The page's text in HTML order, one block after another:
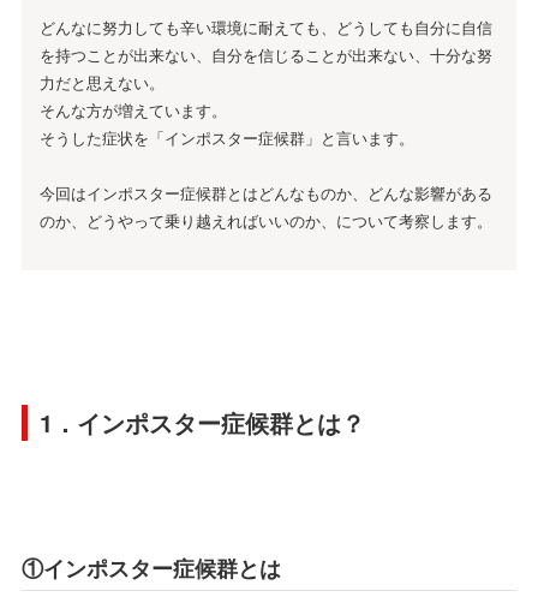
どんなに努力しても辛い環境に耐えても、どうしても自分に自信
を持つことが出来ない、自分を信じることが出来ない、十分な努
力だと思えない。
そんな方が増えています。
そうした症状を「インポスター症候群」と言います。
今回はインポスター症候群とはどんなものか、どんな影響がある
のか、どうやって乗り越えればいいのか、について考察します。
1．インポスター症候群とは？
①インポスター症候群とは